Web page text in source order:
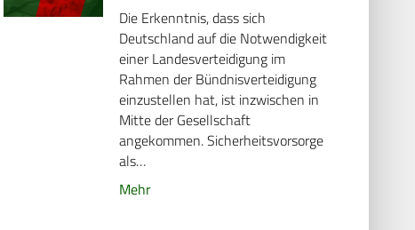
Die Erkenntnis, dass sich
Deutschland auf die Notwendigkeit
einer Landesverteidigung im
Rahmen der Bündnisverteidigung
einzustellen hat, ist inzwischen in
Mitte der Gesellschaft
angekommen. Sicherheitsvorsorge
als…
Mehr